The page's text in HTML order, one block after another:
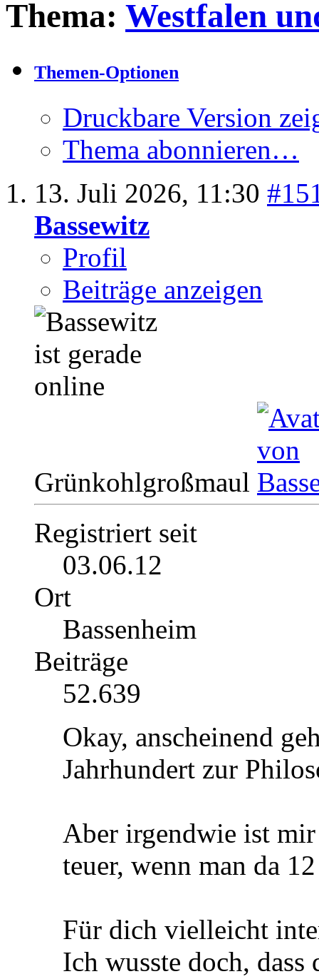
Thema: Westfalen
Themen-Optionen
Druckbare Version
Thema abonnieren…
13. Juli 2026, 11:30
Bassewitz
Profil
Beiträge anzeigen
Grünkohlgroßmaul
Registriert seit
03.06.12
Ort
Bassenheim
Beiträge
52.639
Okay, anscheinend
Jahrhundert zur
Aber irgendwie ist
teuer, wenn man da
Für dich vielleicht
Ich wusste doch,